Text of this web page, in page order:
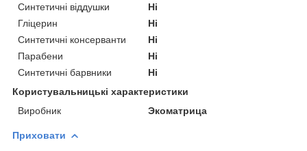
Синтетичні віддушки
Ні
Гліцерин
Ні
Синтетичні консерванти
Ні
Парабени
Ні
Синтетичні барвники
Ні
Користувальницькі характеристики
Виробник
Экоматрица
Приховати